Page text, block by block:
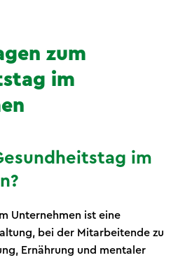
zum
im
im
Unternehmen ist eine
bei der Mitarbeitende zu
Ernährung und mentaler